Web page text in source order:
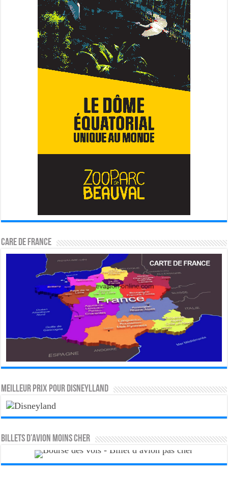
CARE DE FRANCE
MEILLEUR PRIX POUR DISNEYLLAND
Billets d’avion moins cher